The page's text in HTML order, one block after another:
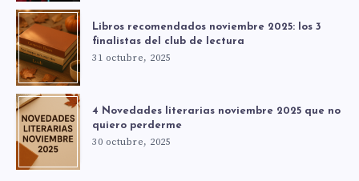
Libros recomendados noviembre 2025: los 3
finalistas del club de lectura
31 octubre, 2025
4 Novedades literarias noviembre 2025 que no
quiero perderme
30 octubre, 2025